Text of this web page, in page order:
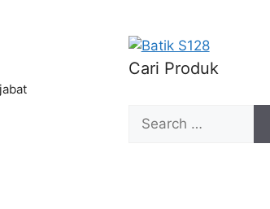
Cari Produk
Search
for: